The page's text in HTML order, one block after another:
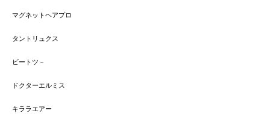
マグネットヘアプロ
タントリュクス
ビートツ－
ドクターエルミス
キララエアー